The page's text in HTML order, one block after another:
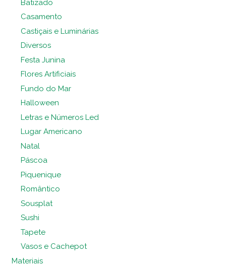
Batizado
Casamento
Castiçais e Luminárias
Diversos
Festa Junina
Flores Artificiais
Fundo do Mar
Halloween
Letras e Números Led
Lugar Americano
Natal
Páscoa
Piquenique
Romântico
Sousplat
Sushi
Tapete
Vasos e Cachepot
Materiais